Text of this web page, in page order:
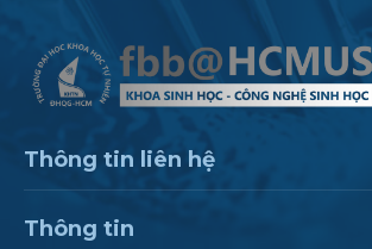
Thông tin liên hệ
Thông tin